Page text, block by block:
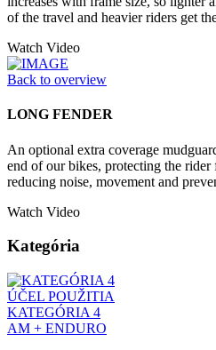
of the travel and heavier riders get
Watch Video
Back to overview
LONG FENDER
An optional extra coverage
end of our bikes, protecting the
reducing noise, movement and
Watch Video
Kategória
ÚČEL POUŽITIA
KATEGÓRIA 4
AM + ENDURO